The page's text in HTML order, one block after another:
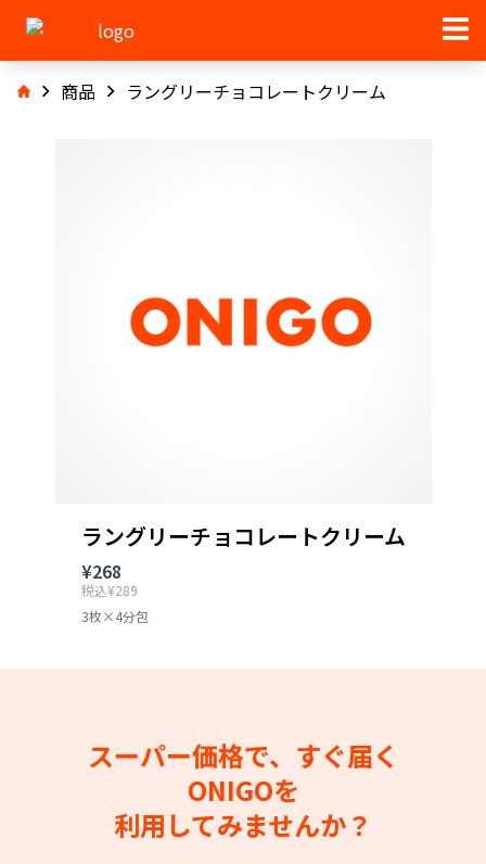
商品 ラングリーチョコレートクリーム
ラングリーチョコレートクリーム
¥268
税込¥289
3枚×4分包
スーパー価格で、すぐ届く
ONIGOを
利用してみませんか？